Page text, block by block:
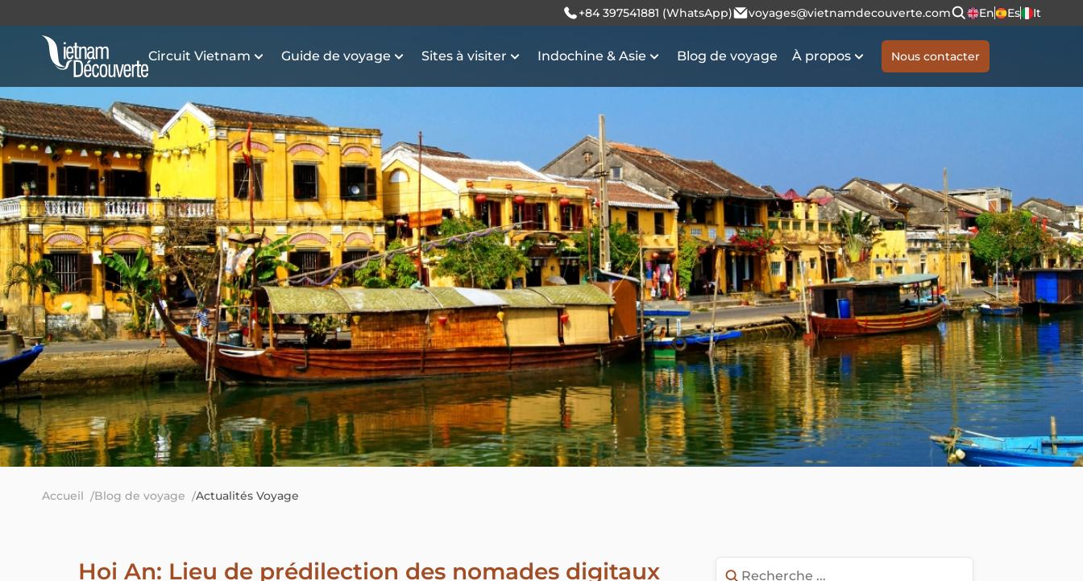
+84 397541881 (WhatsApp) voyages@vietnamdecouverte.com En Es It
Circuit Vietnam Guide de voyage Sites à visiter Indochine & Asie Blog de voyage À propos Nous contacter
Accueil Blog de voyage Actualités Voyage
Hoi An: Lieu de prédilection des nomades digitaux